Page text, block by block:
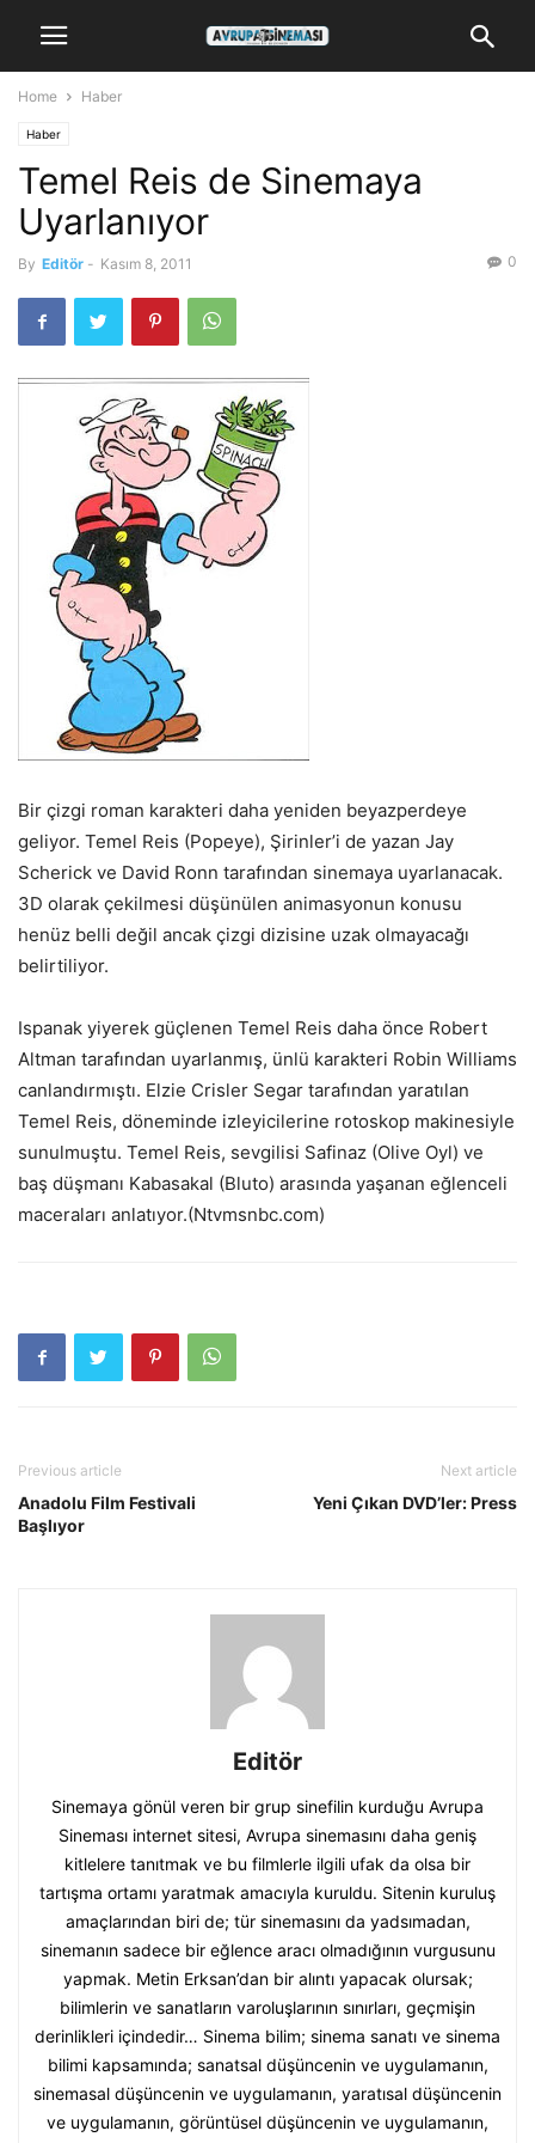
Home Haber
Haber
Temel Reis de Sinemaya
Uyarlanıyor
By Editör - Kasım 8, 2011 0
Bir çizgi roman karakteri daha yeniden beyazperdeye
geliyor. Temel Reis (Popeye), Şirinler’i de yazan Jay
Scherick ve David Ronn tarafından sinemaya uyarlanacak.
3D olarak çekilmesi düşünülen animasyonun konusu
henüz belli değil ancak çizgi dizisine uzak olmayacağı
belirtiliyor.
Ispanak yiyerek güçlenen Temel Reis daha önce Robert
Altman tarafından uyarlanmış, ünlü karakteri Robin Williams
canlandırmıştı. Elzie Crisler Segar tarafından yaratılan
Temel Reis, döneminde izleyicilerine rotoskop makinesiyle
sunulmuştu. Temel Reis, sevgilisi Safinaz (Olive Oyl) ve
baş düşmanı Kabasakal (Bluto) arasında yaşanan eğlenceli
maceraları anlatıyor.(Ntvmsnbc.com)
Previous article
Anadolu Film Festivali
Başlıyor
Next article
Yeni Çıkan DVD’ler: Press
Editör
Sinemaya gönül veren bir grup sinefilin kurduğu Avrupa
Sineması internet sitesi, Avrupa sinemasını daha geniş
kitlelere tanıtmak ve bu filmlerle ilgili ufak da olsa bir
tartışma ortamı yaratmak amacıyla kuruldu. Sitenin kuruluş
amaçlarından biri de; tür sinemasını da yadsımadan,
sinemanın sadece bir eğlence aracı olmadığının vurgusunu
yapmak. Metin Erksan’dan bir alıntı yapacak olursak;
bilimlerin ve sanatların varoluşlarının sınırları, geçmişin
derinlikleri içindedir… Sinema bilim; sinema sanatı ve sinema
bilimi kapsamında; sanatsal düşüncenin ve uygulamanın,
sinemasal düşüncenin ve uygulamanın, yaratısal düşüncenin
ve uygulamanın, görüntüsel düşüncenin ve uygulamanın,